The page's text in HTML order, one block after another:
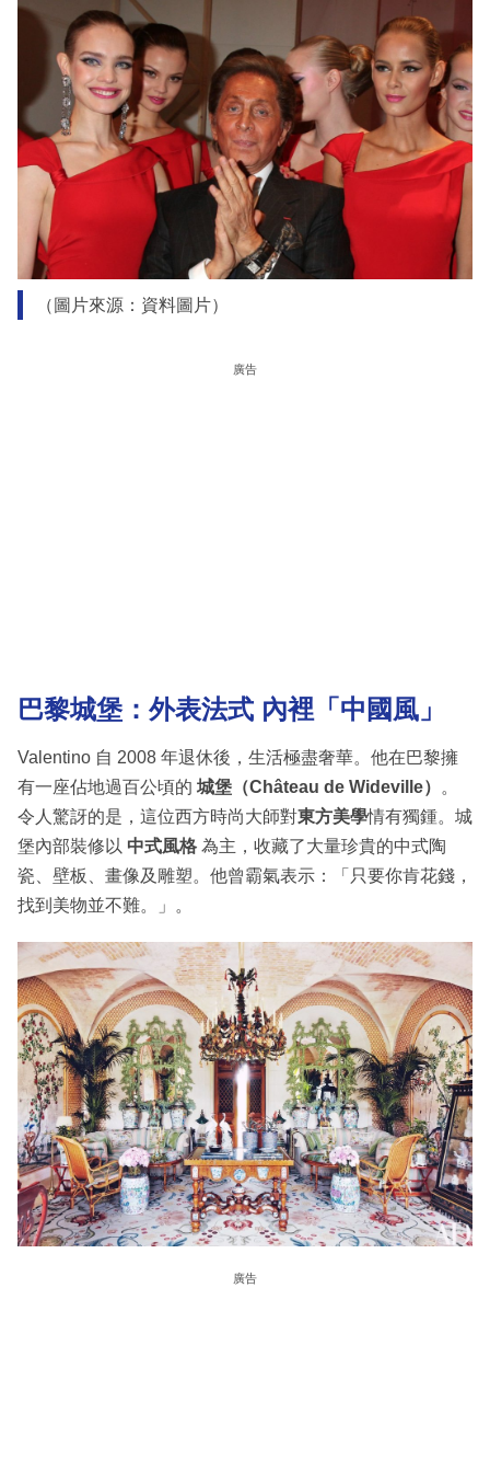
（圖片來源：資料圖片）
廣告
巴黎城堡：外表法式 內裡「中國風」
Valentino 自 2008 年退休後，生活極盡奢華。他在巴黎擁
有一座佔地過百公頃的 城堡（Château de Wideville） 。
令人驚訝的是，這位西方時尚大師對東方美學情有獨鍾。城
堡內部裝修以 中式風格 為主，收藏了大量珍貴的中式陶
瓷、壁板、畫像及雕塑。他曾霸氣表示：「只要你肯花錢，
找到美物並不難。」。
廣告